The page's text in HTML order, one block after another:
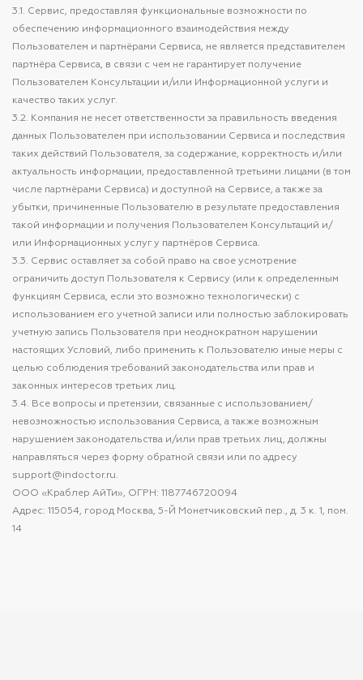
3.1. Сервис, предоставляя функциональные возможности по
обеспечению информационного взаимодействия между
Пользователем и партнёрами Сервиса, не является представителем
партнёра Сервиса, в связи с чем не гарантирует получение
Пользователем Консультации и/или Информационной услуги и
качество таких услуг.
3.2. Компания не несет ответственности за правильность введения
данных Пользователем при использовании Сервиса и последствия
таких действий Пользователя, за содержание, корректность и/или
актуальность информации, предоставленной третьими лицами (в том
числе партнёрами Сервиса) и доступной на Сервисе, а также за
убытки, причиненные Пользователю в результате предоставления
такой информации и получения Пользователем Консультаций и/
или Информационных услуг у партнёров Сервиса.
3.3. Сервис оставляет за собой право на свое усмотрение
ограничить доступ Пользователя к Сервису (или к определенным
функциям Сервиса, если это возможно технологически) с
использованием его учетной записи или полностью заблокировать
учетную запись Пользователя при неоднократном нарушении
настоящих Условий, либо применить к Пользователю иные меры с
целью соблюдения требований законодательства или прав и
законных интересов третьих лиц.
3.4. Все вопросы и претензии, связанные с использованием/
невозможностью использования Сервиса, а также возможным
нарушением законодательства и/или прав третьих лиц, должны
направляться через форму обратной связи или по адресу
support@indoctor.ru.
ООО «Краблер АйТи», ОГРН: 1187746720094
Адрес: 115054, город Москва, 5-Й Монетчиковский пер., д. 3 к. 1, пом.
14